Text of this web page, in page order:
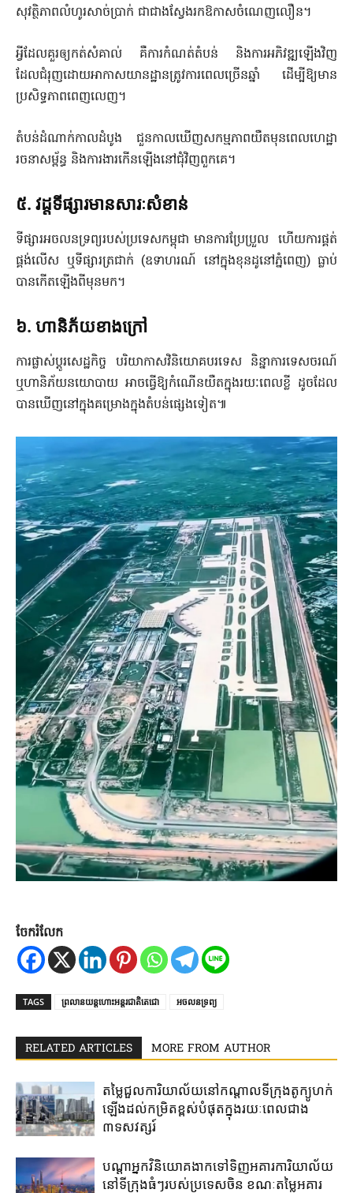
សុវត្ថិភាពលំហូរសាច់ប្រាក់ ជាជាងស្វែងរកឱកាសចំណេញលឿន។
អ្វីដែលគួរឲ្យកត់សំគាល់ គឺការកំណត់តំបន់ និងការអភិវឌ្ឍឡើងវិញ
ដែលជំរុញដោយអាកាសយានដ្ឋានត្រូវការពេលច្រើនឆ្នាំ ដើម្បីឱ្យមាន
ប្រសិទ្ធភាពពេញលេញ។
តំបន់ដំណាក់កាលដំបូង ជួនកាលឃើញសកម្មភាពយឺតមុនពេលហេដ្ឋា
រចនាសម្ព័ន្ធ និងការងារកើនឡើងនៅជុំវិញពួកគេ។
៥. វដ្តទីផ្សារមានសារៈសំខាន់
ទីផ្សារអចលនទ្រព្យរបស់ប្រទេសកម្ពុជា មានការប្រែប្រួល ហើ​យការផ្គត់
ផ្គង់លើស ឬទីផ្សារត្រជាក់ (ឧទាហរណ៍ នៅក្នុងខុនដូនៅភ្នំពេញ) ធ្លាប់
បានកើតឡើងពីមុនមក។
៦. ហានិភ័យខាងក្រៅ
ការផ្លាស់ប្តូរសេដ្ឋកិច្ច បរិយាកាសវិនិយោគបរទេស និន្នាការទេសចរណ៍
ឬហានិភ័យនយោបាយ អាចធ្វើឱ្យកំណើនយឺតក្នុងរយៈពេលខ្លី ដូចដែល
បានឃើញនៅក្នុងគម្រោងក្នុងតំបន់ផ្សេងទៀត៕
ចែករំលែក
TAGS ព្រលានយន្តហោះអន្តរជាតិតេជោ អចលនទ្រព្យ
RELATED ARTICLES MORE FROM AUTHOR
តម្លៃជួល​ការិយាល័យ​នៅ​កណ្តាល​ទីក្រុងតូក្យូ​ហក់​
ឡើង​ដល់​កម្រិត​ខ្ពស់​បំផុត​ក្នុង​រយៈ​ពេល​ជាង​
៣ទសវត្សរ៍​
បណ្តាអ្នកវិនិយោគ​ងាក​ទៅ​ទិញ​អគារការិយាល័យ​
នៅ​ទីក្រុង​ធំៗ​របស់​ប្រទេសចិន ​ខណៈតម្លៃអគារ